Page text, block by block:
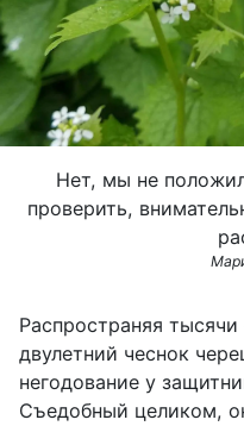
Нет, мы не
проверить,
Распространяя
двулетний чеснок
негодование у
Съедобный целиком,